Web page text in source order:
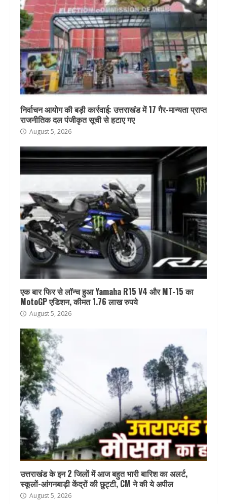
निर्वाचन आयोग की बड़ी कार्रवाई: उत्तराखंड में 17 गैर-मान्यता प्राप्त
राजनीतिक दल पंजीकृत सूची से हटाए गए
August 5, 2026
एक बार फिर से लॉन्च हुआ Yamaha R15 V4 और MT-15 का
MotoGP एडिशन, कीमत 1.76 लाख रुपये
August 5, 2026
उत्तराखंड के इन 2 जिलों में आज बहुत भारी बारिश का अलर्ट,
स्कूलों-आंगनबाड़ी केंद्रों की छुट्टी, CM ने की ये अपील
August 5, 2026